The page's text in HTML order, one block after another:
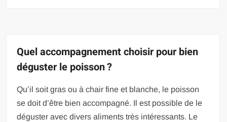
Quel accompagnement choisir pour bien
déguster le poisson ?
Qu’il soit gras ou à chair fine et blanche, le poisson
se doit d’être bien accompagné. Il est possible de le
déguster avec divers aliments très intéressants. Le